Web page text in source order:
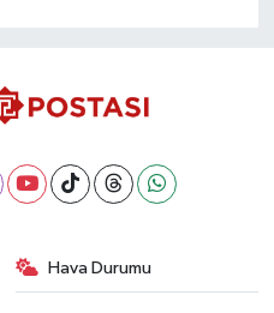
Hava Durumu